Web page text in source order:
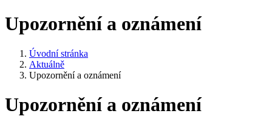
Upozornění a oznámení
Úvodní stránka
Aktuálně
Upozornění a oznámení
Upozornění a oznámení